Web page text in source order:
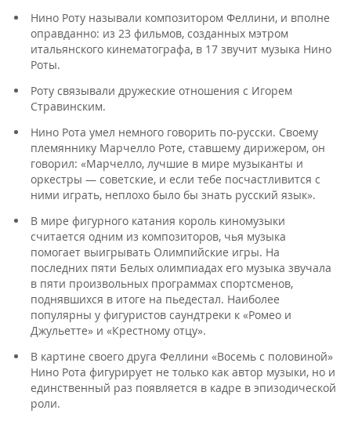
Нино Роту называли композитором Феллини, и вполне
оправданно: из 23 фильмов, созданных мэтром
итальянского кинематографа, в 17 звучит музыка Нино
Роты.
Роту связывали дружеские отношения с Игорем
Стравинским.
Нино Рота умел немного говорить по-русски. Своему
племяннику Марчелло Роте, ставшему дирижером, он
говорил: «Марчелло, лучшие в мире музыканты и
оркестры — советские, и если тебе посчастливится с
ними играть, неплохо было бы знать русский язык».
В мире фигурного катания король киномузыки
считается одним из композиторов, чья музыка
помогает выигрывать Олимпийские игры. На
последних пяти Белых олимпиадах его музыка звучала
в пяти произвольных программах спортсменов,
поднявшихся в итоге на пьедестал. Наиболее
популярны у фигуристов саундтреки к «Ромео и
Джульетте» и «Крестному отцу».
В картине своего друга Феллини «Восемь с половиной»
Нино Рота фигурирует не только как автор музыки, но и
единственный раз появляется в кадре в эпизодической
роли.